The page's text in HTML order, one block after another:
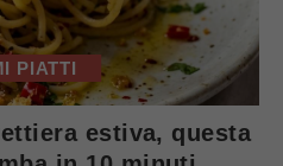
PIATTI
estiva, questa